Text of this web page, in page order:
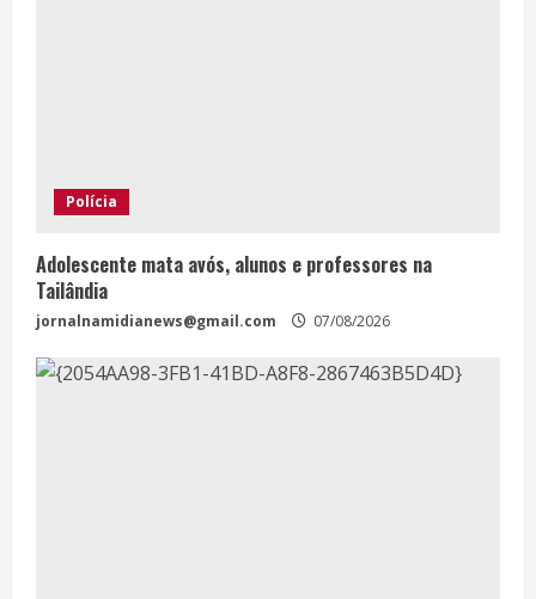
Polícia
Adolescente mata avós, alunos e professores na
Tailândia
jornalnamidianews@gmail.com 07/08/2026